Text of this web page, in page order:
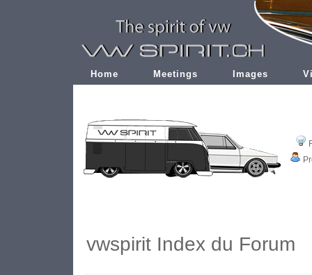
Home Meetings Images
vwspirit Index du Forum